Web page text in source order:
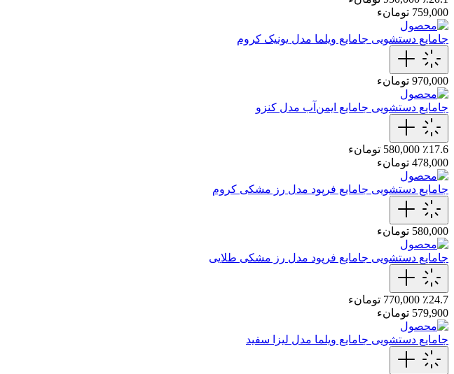
759,000 تومانء
جامایع دستشویی جامایع‌ ویلما‌ مدل یونیک‌ کروم
970,000 تومانء
جامایع دستشویی جامایع ایمن‌آب مدل کنزو
٪17.6 580,000 تومانء
478,000 تومانء
جامایع دستشویی جامایع‌ فرپود مدل‌ رز‌ مشکی کروم
580,000 تومانء
جامایع دستشویی جامایع‌ فرپود مدل رز‌ مشکی‌ طلایی
٪24.7 770,000 تومانء
579,900 تومانء
جامایع دستشویی جامایع ویلما مدل لیزا سفید